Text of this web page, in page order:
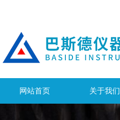
网站首页 关于我们